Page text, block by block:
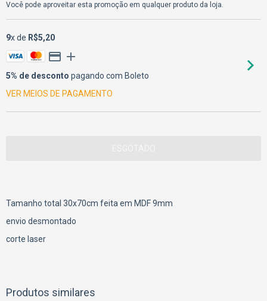
Você pode aproveitar esta promoção em qualquer produto da loja.
9x de R$5,20
5% de desconto pagando com Boleto
VER MEIOS DE PAGAMENTO
Tamanho total 30x70cm feita em MDF 9mm
envio desmontado
corte laser
Produtos similares